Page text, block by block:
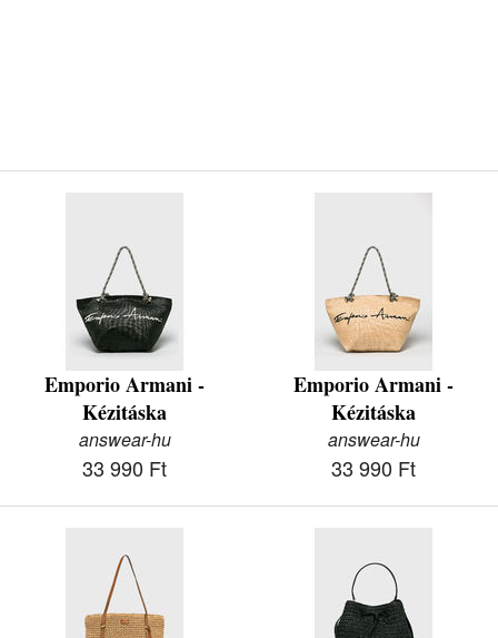
Emporio Armani -
Kézitáska
answear-hu
33 990 Ft
Emporio Armani -
Kézitáska
answear-hu
33 990 Ft